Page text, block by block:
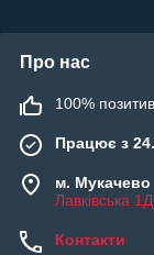
Про нас
100%
Працює з
м. Мукачево
Лавківська
Контакти